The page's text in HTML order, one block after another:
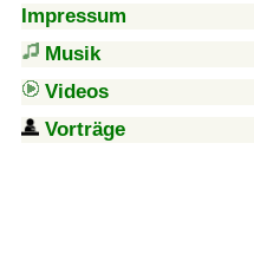
Impressum
Musik
Videos
Vorträge